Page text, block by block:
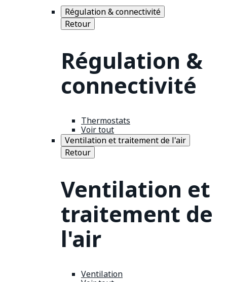
Régulation & connectivité
Retour
Régulation &
connectivité
Thermostats
Voir tout
Ventilation et traitement de l'air
Retour
Ventilation et
traitement de
l'air
Ventilation